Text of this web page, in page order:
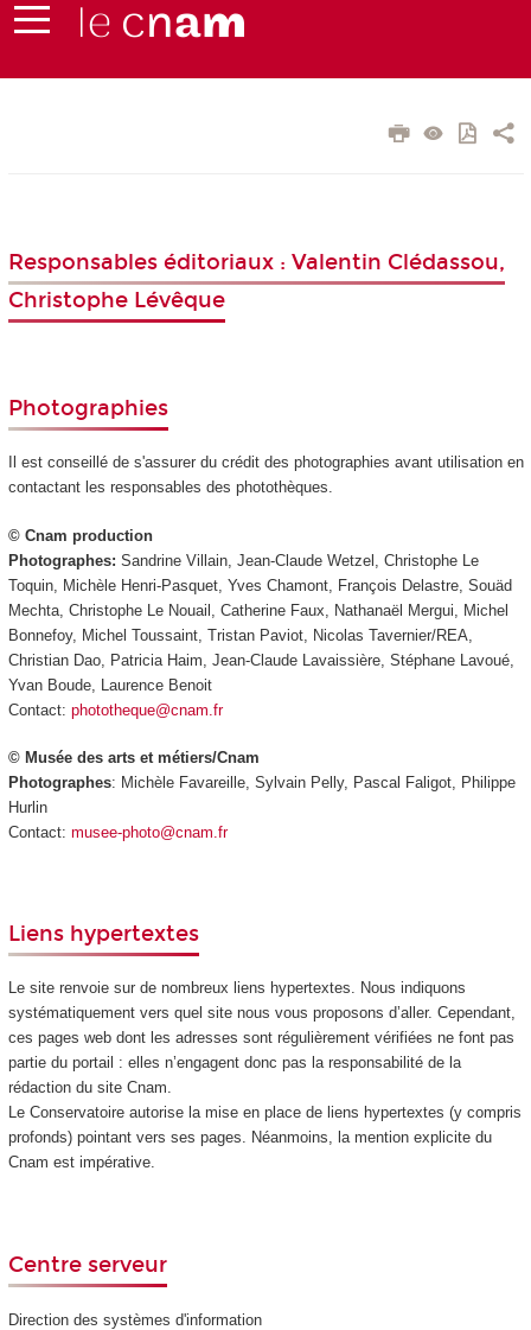
Responsables éditoriaux : Valentin Clédassou,
Christophe Lévêque
Photographies
Il est conseillé de s'assurer du crédit des photographies avant utilisation en
contactant les responsables des photothèques.
© Cnam production
Photographes: Sandrine Villain, Jean-Claude Wetzel, Christophe Le
Toquin, Michèle Henri-Pasquet, Yves Chamont, François Delastre, Souäd
Mechta, Christophe Le Nouail, Catherine Faux, Nathanaël Mergui, Michel
Bonnefoy, Michel Toussaint, Tristan Paviot, Nicolas Tavernier/REA,
Christian Dao, Patricia Haim, Jean-Claude Lavaissière, Stéphane Lavoué,
Yvan Boude, Laurence Benoit
Contact: phototheque@cnam.fr
© Musée des arts et métiers/Cnam
Photographes: Michèle Favareille, Sylvain Pelly, Pascal Faligot, Philippe
Hurlin
Contact: musee-photo@cnam.fr
Liens hypertextes
Le site renvoie sur de nombreux liens hypertextes. Nous indiquons
systématiquement vers quel site nous vous proposons d’aller. Cependant,
ces pages web dont les adresses sont régulièrement vérifiées ne font pas
partie du portail : elles n’engagent donc pas la responsabilité de la
rédaction du site Cnam.
Le Conservatoire autorise la mise en place de liens hypertextes (y compris
profonds) pointant vers ses pages. Néanmoins, la mention explicite du
Cnam est impérative.
Centre serveur
Direction des systèmes d'information